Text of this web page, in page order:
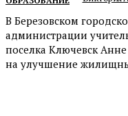
В Березовском
администрации
поселка Ключевск
на улучшение